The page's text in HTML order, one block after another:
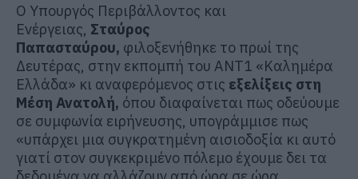
Ο Υπουργός Περιβάλλοντος και
Ενέργειας, Σταύρος
Παπασταύρου, φιλοξενήθηκε το πρωί της
Δευτέρας, στην εκπομπή του ΑΝΤ1 «Καλημέρα
Ελλάδα» κι αναφερόμενος στις εξελίξεις στη
Μέση Ανατολή, όπου διαφαίνεται πως οδεύουμε
σε συμφωνία ειρήνευσης, υπογράμμισε πως
«υπάρχει μια συγκρατημένη αισιοδοξία κι αυτό
γιατί στον συγκεκριμένο πόλεμο έχουμε δει τα